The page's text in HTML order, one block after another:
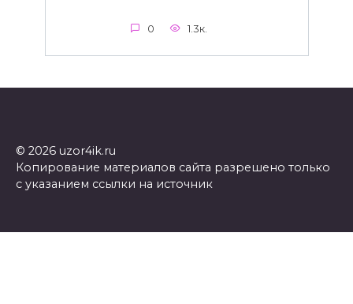
0 1.3к.
© 2026 uzor4ik.ru
Копирование материалов сайта разрешено только
с указанием ссылки на источник